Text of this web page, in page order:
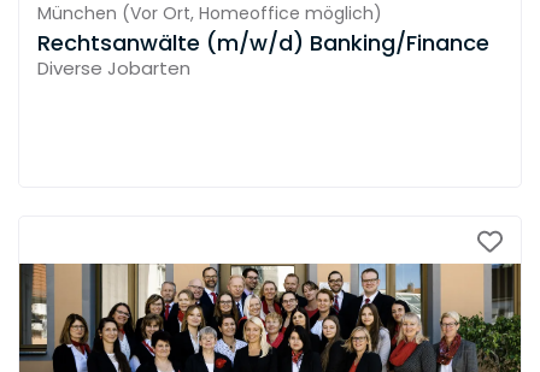
München (Vor Ort, Homeoffice möglich)
Rechtsanwälte (m/w/d) Banking/Finance
Diverse Jobarten